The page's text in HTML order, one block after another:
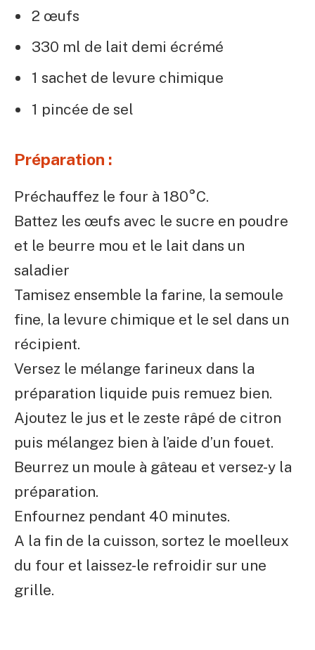
2 œufs
330 ml de lait demi écrémé
1 sachet de levure chimique
1 pincée de sel
Préparation :
Préchauffez le four à 180°C.
Battez les œufs avec le sucre en poudre
et le beurre mou et le lait dans un
saladier
Tamisez ensemble la farine, la semoule
fine, la levure chimique et le sel dans un
récipient.
Versez le mélange farineux dans la
préparation liquide puis remuez bien.
Ajoutez le jus et le zeste râpé de citron
puis mélangez bien à l’aide d’un fouet.
Beurrez un moule à gâteau et versez-y la
préparation.
Enfournez pendant 40 minutes.
A la fin de la cuisson, sortez le moelleux
du four et laissez-le refroidir sur une
grille.